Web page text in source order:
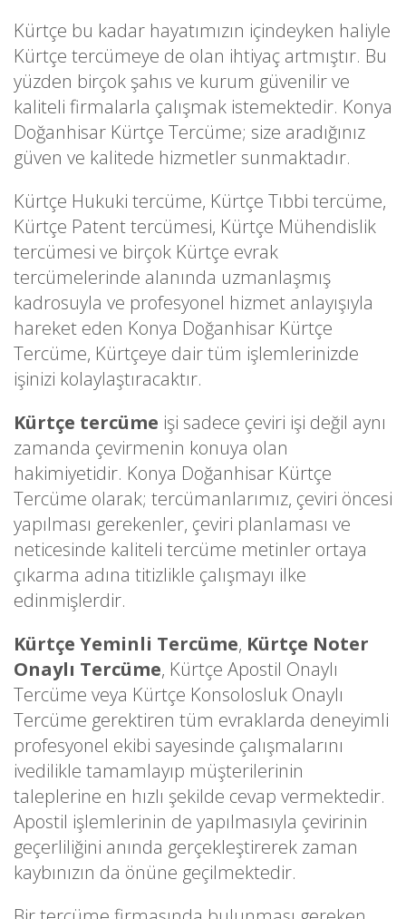
Kürtçe bu kadar hayatımızın içindeyken haliyle
Kürtçe tercümeye de olan ihtiyaç artmıştır. Bu
yüzden birçok şahıs ve kurum güvenilir ve
kaliteli firmalarla çalışmak istemektedir. Konya
Doğanhisar Kürtçe Tercüme; size aradığınız
güven ve kalitede hizmetler sunmaktadır.
Kürtçe Hukuki tercüme, Kürtçe Tıbbi tercüme,
Kürtçe Patent tercümesi, Kürtçe Mühendislik
tercümesi ve birçok Kürtçe evrak
tercümelerinde alanında uzmanlaşmış
kadrosuyla ve profesyonel hizmet anlayışıyla
hareket eden Konya Doğanhisar Kürtçe
Tercüme, Kürtçeye dair tüm işlemlerinizde
işinizi kolaylaştıracaktır.
Kürtçe tercüme işi sadece çeviri işi değil aynı
zamanda çevirmenin konuya olan
hakimiyetidir. Konya Doğanhisar Kürtçe
Tercüme olarak; tercümanlarımız, çeviri öncesi
yapılması gerekenler, çeviri planlaması ve
neticesinde kaliteli tercüme metinler ortaya
çıkarma adına titizlikle çalışmayı ilke
edinmişlerdir.
Kürtçe Yeminli Tercüme, Kürtçe Noter
Onaylı Tercüme, Kürtçe Apostil Onaylı
Tercüme veya Kürtçe Konsolosluk Onaylı
Tercüme gerektiren tüm evraklarda deneyimli
profesyonel ekibi sayesinde çalışmalarını
ivedilikle tamamlayıp müşterilerinin
taleplerine en hızlı şekilde cevap vermektedir.
Apostil işlemlerinin de yapılmasıyla çevirinin
geçerliliğini anında gerçekleştirerek zaman
kaybınızın da önüne geçilmektedir.